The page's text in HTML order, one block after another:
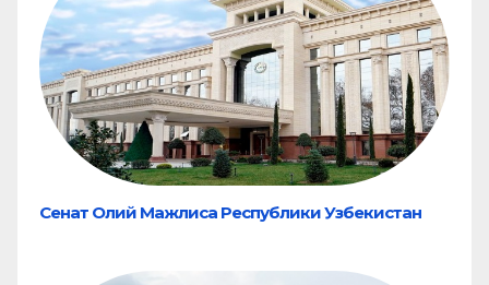
Сенат Олий Мажлиса Республики Узбекистан